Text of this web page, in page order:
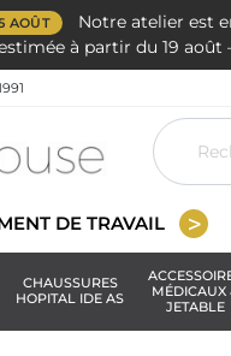
AOÛT
Notre atelier est
à partir du 19
DE TRAVAIL
CHAUSSURES
HOPITAL IDE AS
MÉDICAUX
JETABLE